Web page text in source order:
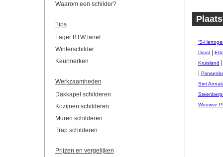
Waarom een schilder?
Tips
Lager BTW tarief
Winterschilder
Keurmerken
Werkzaamheden
Dakkapel schilderen
Kozijnen schilderen
Muren schilderen
Trap schilderen
Prijzen en vergelijken
'S-
Dorst|
Kruisland
Sint
Wouwse